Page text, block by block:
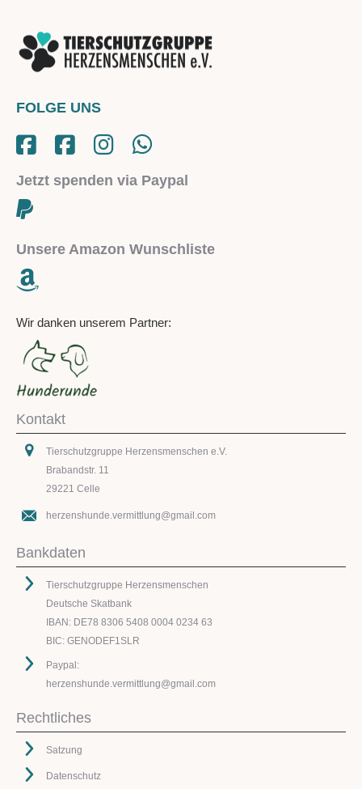
FOLGE UNS
Jetzt spenden via Paypal
Unsere Amazon Wunschliste
Wir danken unserem Partner:
Kontakt
Tierschutzgruppe Herzensmenschen e.V.
Brabandstr. 11
29221 Celle
herzenshunde.vermittlung@gmail.com
Bankdaten
Tierschutzgruppe Herzensmenschen
Deutsche Skatbank
IBAN: DE78 8306 5408 0004 0234 63
BIC: GENODEF1SLR
Paypal:
herzenshunde.vermittlung@gmail.com
Rechtliches
Satzung
Datenschutz